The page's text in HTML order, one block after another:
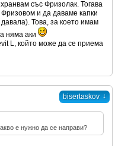
със Фризолак. Тогава
и да даваме капки
Това, за което имам
няма аки
L, който може да се приема
bisertaskov ↓
е нужно да се направи?